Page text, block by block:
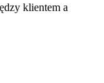
klientem a